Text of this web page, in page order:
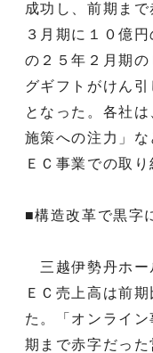
成功し、前期ま
３月期に１０億
の２５年２月期
グギフトがけん
となった。各社
施策への注力」な
ＥＣ事業での取
■構造改革で黒字
三越伊勢丹ホー
ＥＣ売上高は前
た。「オンライ
期まで赤字だっ